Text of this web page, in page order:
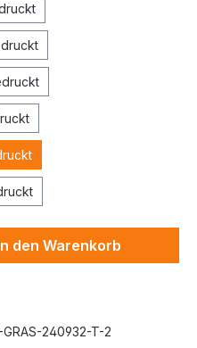
den Warenkorb
GRAS-240932-T-2